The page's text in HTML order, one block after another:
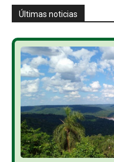
Últimas noticias